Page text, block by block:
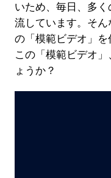
いため、毎日、多
流しています。そ
の「模範ビデオ」を
この「模範ビデオ
ょうか？